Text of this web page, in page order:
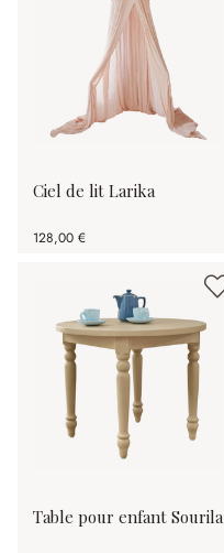
Ciel de lit Larika
128,00 €
Table pour enfant Sourila